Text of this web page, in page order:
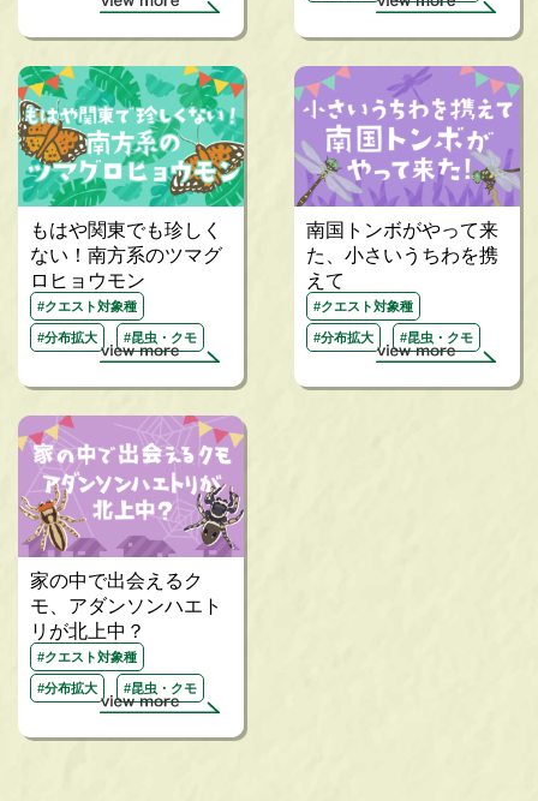
もはや関東でも珍しく
ない！南方系のツマグ
ロヒョウモン
#クエスト対象種
#分布拡大 #昆虫・クモ
南国トンボがやって来
た、小さいうちわを携
えて
#クエスト対象種
#分布拡大 #昆虫・クモ
家の中で出会えるク
モ、アダンソンハエト
リが北上中？
#クエスト対象種
#分布拡大 #昆虫・クモ